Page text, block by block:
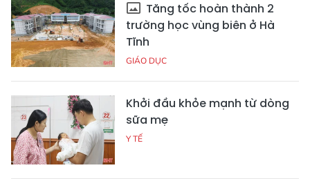
Tăng tốc hoàn thành 2
trường học vùng biên ở Hà
Tĩnh
GIÁO DỤC
Khởi đầu khỏe mạnh từ dòng
sữa mẹ
Y TẾ